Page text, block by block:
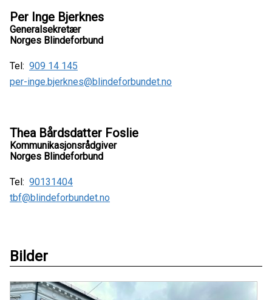
Per Inge Bjerknes
Generalsekretær
Norges Blindeforbund
Tel: 909 14 145
per-inge.bjerknes@blindeforbundet.no
Thea Bårdsdatter Foslie
Kommunikasjonsrådgiver
Norges Blindeforbund
Tel: 90131404
tbf@blindeforbundet.no
Bilder